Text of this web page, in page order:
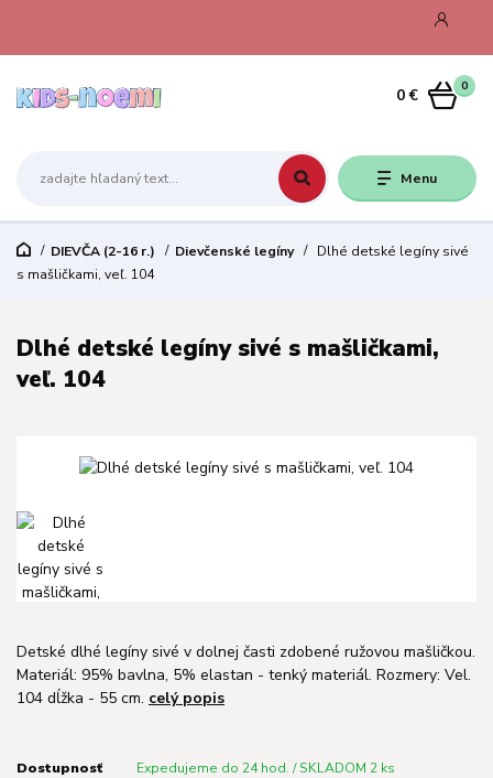
Menu
0
0 €
DIEVČA (2-16 r.) Dievčenské legíny
Dlhé detské legíny sivé
s mašličkami, veľ. 104
Dlhé detské legíny sivé s mašličkami,
veľ. 104
Detské dlhé legíny sivé v dolnej časti zdobené ružovou mašličkou.
Materiál: 95% bavlna, 5% elastan - tenký materiál. Rozmery: Vel.
104 dĺžka - 55 cm. celý popis
Dostupnosť Expedujeme do 24 hod. / SKLADOM 2 ks